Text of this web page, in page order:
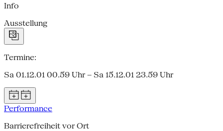
Info
Ausstellung
Termine:
Sa 01.12.01 00.59 Uhr – Sa 15.12.01 23.59 Uhr
Performance
Barrierefreiheit vor Ort